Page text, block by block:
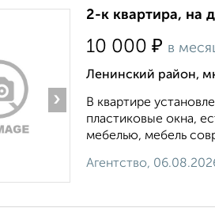
›
2-к квартира, на
10 000 ₽ в
Ленинский район,
В квартире
пластиковые окна,
мебелью, мебель
Агентство,